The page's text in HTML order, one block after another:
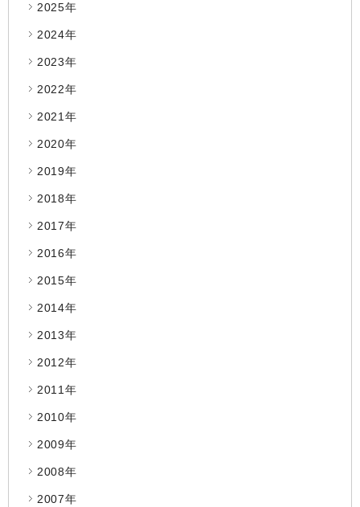
2025年
2024年
2023年
2022年
2021年
2020年
2019年
2018年
2017年
2016年
2015年
2014年
2013年
2012年
2011年
2010年
2009年
2008年
2007年